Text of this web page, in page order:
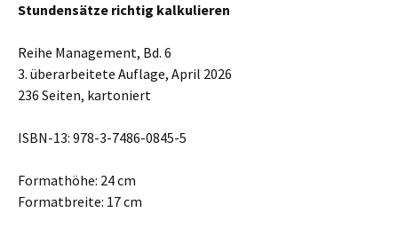
Stundensätze richtig kalkulieren
Reihe Management, Bd. 6
3. überarbeitete Auflage, April 2026
236 Seiten, kartoniert
ISBN-13: 978-3-7486-0845-5
Formathöhe: 24 cm
Formatbreite: 17 cm